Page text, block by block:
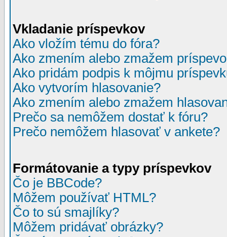
Vkladanie príspevkov
Ako vložím tému do fóra?
Ako zmením alebo zmažem
Ako pridám podpis k môjmu
Ako vytvorím hlasovanie?
Ako zmením alebo zmažem
Prečo sa nemôžem dostať k fóru?
Prečo nemôžem hlasovať v ankete?
Formátovanie a typy príspevkov
Čo je BBCode?
Môžem používať HTML?
Čo to sú smajlíky?
Môžem pridávať obrázky?